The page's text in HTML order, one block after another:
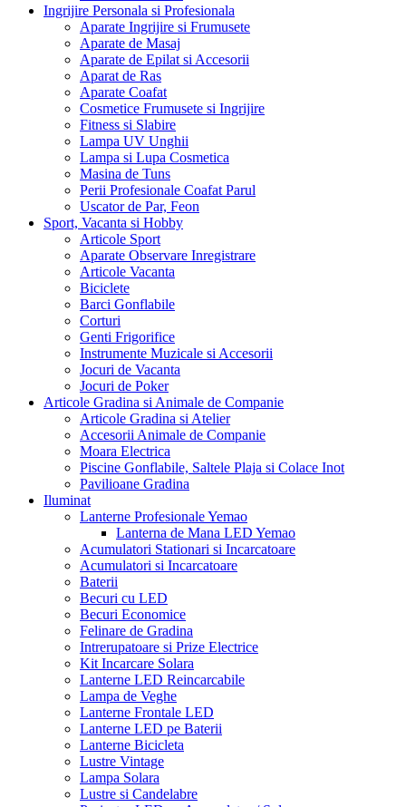
Ingrijire Personala si Profesionala
Aparate Ingrijire si Frumusete
Aparate de Masaj
Aparate de Epilat si Accesorii
Aparat de Ras
Aparate Coafat
Cosmetice Frumusete si Ingrijire
Fitness si Slabire
Lampa UV Unghii
Lampa si Lupa Cosmetica
Masina de Tuns
Perii Profesionale Coafat Parul
Uscator de Par, Feon
Sport, Vacanta si Hobby
Articole Sport
Aparate Observare Inregistrare
Articole Vacanta
Biciclete
Barci Gonflabile
Corturi
Genti Frigorifice
Instrumente Muzicale si Accesorii
Jocuri de Vacanta
Jocuri de Poker
Articole Gradina si Animale de Companie
Articole Gradina si Atelier
Accesorii Animale de Companie
Moara Electrica
Piscine Gonflabile, Saltele Plaja si Colace Inot
Pavilioane Gradina
Iluminat
Lanterne Profesionale Yemao
Lanterna de Mana LED Yemao
Acumulatori Stationari si Incarcatoare
Acumulatori si Incarcatoare
Baterii
Becuri cu LED
Becuri Economice
Felinare de Gradina
Intrerupatoare si Prize Electrice
Kit Incarcare Solara
Lanterne LED Reincarcabile
Lampa de Veghe
Lanterne Frontale LED
Lanterne LED pe Baterii
Lanterne Bicicleta
Lustre Vintage
Lampa Solara
Lustre si Candelabre